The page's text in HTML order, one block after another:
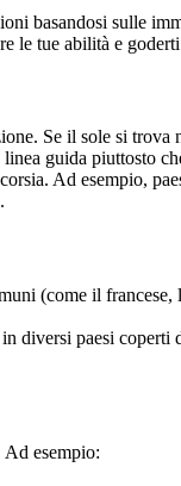
basandosi sulle
le tue abilità e
Se il sole si trova
guida piuttosto
Ad esempio,
(come il
diversi paesi
esempio: